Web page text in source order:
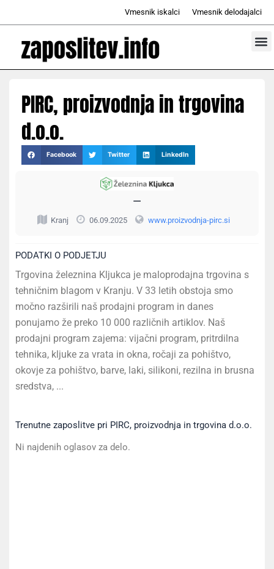
Vmesnik iskalci Vmesnik delodajalci
PIRC, proizvodnja in trgovina
d.o.o.
Facebook Twitter LinkedIn
—
Kranj 06.09.2025 www.proizvodnja-pirc.si
PODATKI O PODJETJU
Trgovina železnina Kljukca je maloprodajna trgovina s
tehničnim blagom v Kranju. V 33 letih obstoja smo
močno razširili naš prodajni program in danes
ponujamo že preko 10 000 različnih artiklov. Naš
prodajni program zajema: vijačni program, pritrdilna
tehnika, kljuke za vrata in okna, ročaji za pohištvo,
okovje za pohištvo, barve, laki, silikoni, rezilna in brusna
sredstva, ...
Trenutne zaposlitve pri PIRC, proizvodnja in trgovina d.o.o.
Ni najdenih oglasov za delo.